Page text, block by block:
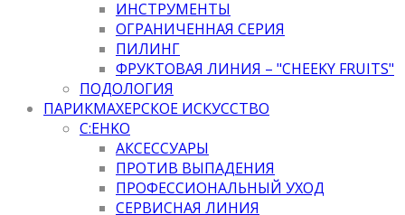
ИНСТРУМЕНТЫ
ОГРАНИЧЕННАЯ СЕРИЯ
ПИЛИНГ
ФРУКТОВАЯ ЛИНИЯ – "CHEEKY FRUITS"
ПОДОЛОГИЯ
ПАРИКМАХЕРСКОЕ ИСКУССТВО
C:EHKO
АКСЕССУАРЫ
ПРОТИВ ВЫПАДЕНИЯ
ПРОФЕССИОНАЛЬНЫЙ УХОД
СЕРВИСНАЯ ЛИНИЯ